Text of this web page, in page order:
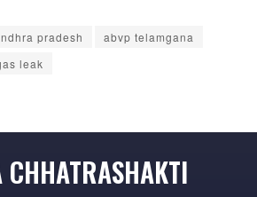
pradesh
abvp telamgana
leak
CHHATRASHAKTI